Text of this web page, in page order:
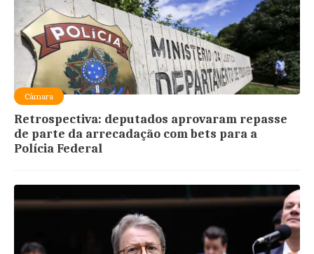
Câmara
Retrospectiva: deputados aprovaram repasse
de parte da arrecadação com bets para a
Polícia Federal